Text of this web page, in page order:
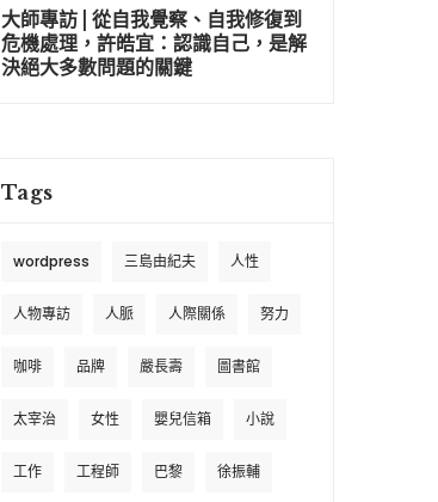
大師專訪 | 從自我覺察、自我修復到
危機處理，許皓宜：認識自己，是解
決絕大多數問題的關鍵
Tags
wordpress 三島由紀夫 人性
人物專訪 人脈 人際關係 努力
咖啡 品牌 嚴長壽 圖書館
太宰治 女性 嬰兒信箱 小說
工作 工程師 巴黎 徐振輔